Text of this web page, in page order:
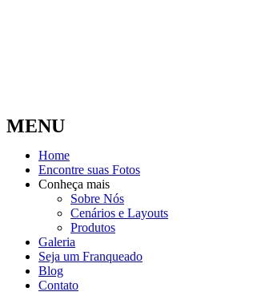
MENU
Home
Encontre suas Fotos
Conheça mais
Sobre Nós
Cenários e Layouts
Produtos
Galeria
Seja um Franqueado
Blog
Contato